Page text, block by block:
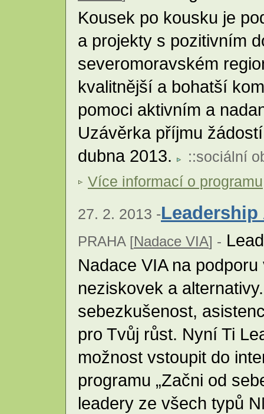
Kousek po kousku je
a projekty s pozitivním
severomoravském
kvalitnější a bohatší
pomoci aktivním a
Uzávěrka příjmu
dubna 2013.
::sociální
Více informací o programu
27. 2. 2013 -
PRAHA [Nadace VIA] -
Nadace VIA na
neziskovek a
sebezkušenost,
pro Tvůj růst. Nyní Ti
možnost vstoupit do
programu „Začni od
leadery ze všech typů